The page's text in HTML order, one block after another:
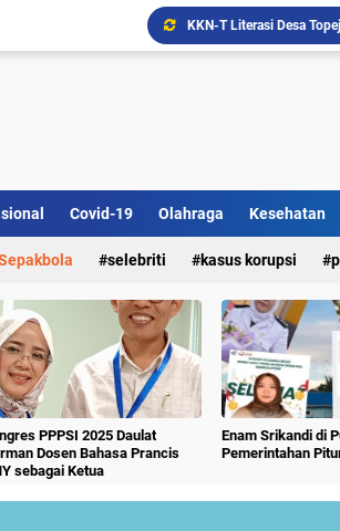
Ada Bank Sampah di
Covid-19 Olahraga Kesehatan
selebriti kasus korupsi
PPPSI 2025 Daulat
Dosen Bahasa Prancis
sebagai Ketua
Enam Srikandi di
Pemerintahan